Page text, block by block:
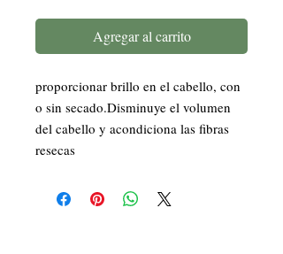
Agregar al carrito
proporcionar brillo en el cabello, con
o sin secado.Disminuye el volumen
del cabello y acondiciona las fibras
resecas